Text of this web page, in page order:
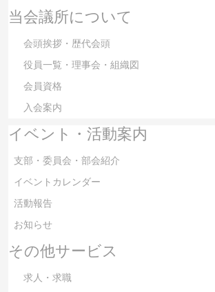
当会議所について
会頭挨拶・歴代会頭
役員一覧・理事会・組織図
会員資格
入会案内
イベント・活動案内
支部・委員会・部会紹介
イベントカレンダー
活動報告
お知らせ
その他サービス
求人・求職